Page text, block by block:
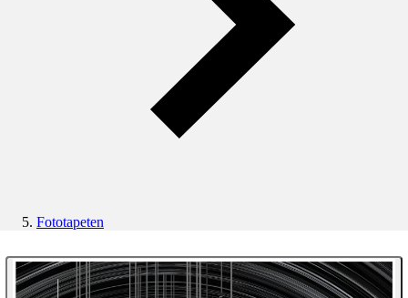
Fototapeten